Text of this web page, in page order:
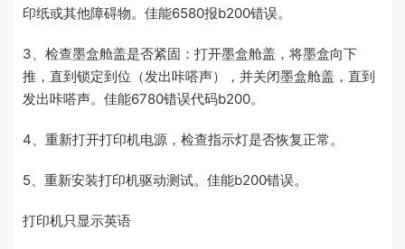
印纸或其他障碍物。佳能6580报b200错误。
3、检查墨盒舱盖是否紧固：打开墨盒舱盖，将墨盒向下
推，直到锁定到位（发出咔嗒声），并关闭墨盒舱盖，直到
发出咔嗒声。佳能6780错误代码b200。
4、重新打开打印机电源，检查指示灯是否恢复正常。
5、重新安装打印机驱动测试。佳能b200错误。
打印机只显示英语